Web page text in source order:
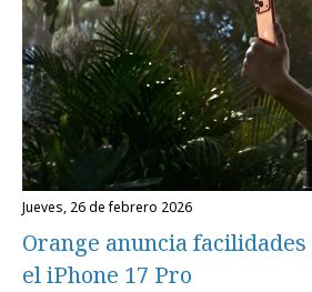
jueves, 26 de febrero 2026
Orange anuncia
el iPhone 17 Pro